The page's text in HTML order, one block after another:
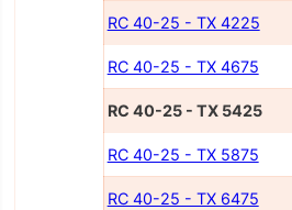
RC 40-25 - TX 4225
RC 40-25 - TX 4675
RC 40-25 - TX 5425
RC 40-25 - TX 5875
RC 40-25 - TX 6475